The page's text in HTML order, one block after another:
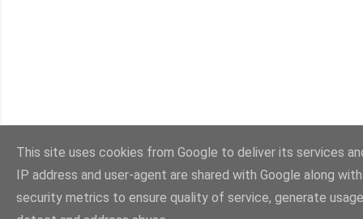
This site uses cookies from Google to deliver its services
IP address and user-agent are shared with Google along
security metrics to ensure quality of service, generate